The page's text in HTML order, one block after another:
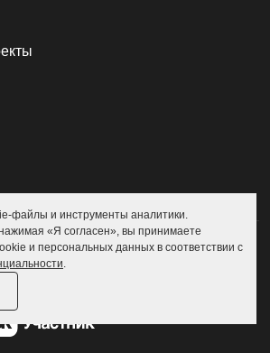
файлы и инструменты аналитики.
«Я согласен», вы принимаете
и персональных данных в соответствии с
.